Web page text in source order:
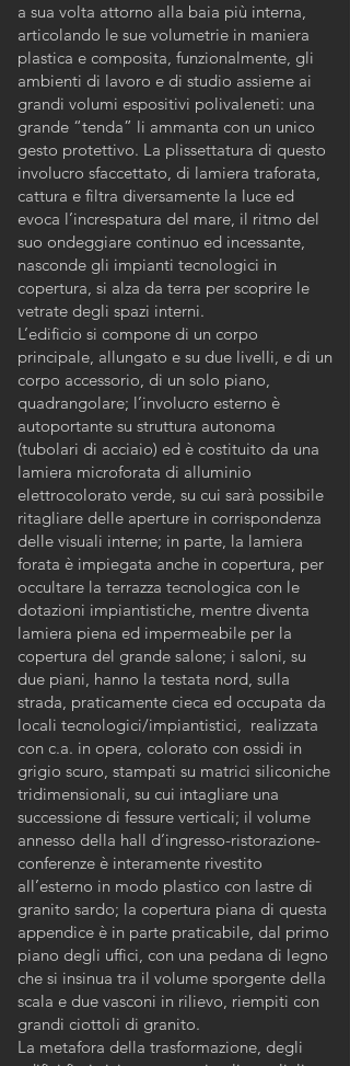
a sua volta attorno alla baia più interna,
articolando le sue volumetrie in maniera
plastica e composita, funzionalmente, gli
ambienti di lavoro e di studio assieme ai
grandi volumi espositivi polivaleneti: una
grande “tenda” li ammanta con un unico
gesto protettivo. La plissettatura di questo
involucro sfaccettato, di lamiera traforata,
cattura e filtra diversamente la luce ed
evoca l’increspatura del mare, il ritmo del
suo ondeggiare continuo ed incessante,
nasconde gli impianti tecnologici in
copertura, si alza da terra per scoprire le
vetrate degli spazi interni.
L’edificio si compone di un corpo
principale, allungato e su due livelli, e di un
corpo accessorio, di un solo piano,
quadrangolare; l’involucro esterno è
autoportante su struttura autonoma
(tubolari di acciaio) ed è costituito da una
lamiera microforata di alluminio
elettrocolorato verde, su cui sarà possibile
ritagliare delle aperture in corrispondenza
delle visuali interne; in parte, la lamiera
forata è impiegata anche in copertura, per
occultare la terrazza tecnologica con le
dotazioni impiantistiche, mentre diventa
lamiera piena ed impermeabile per la
copertura del grande salone; i saloni, su
due piani, hanno la testata nord, sulla
strada, praticamente cieca ed occupata da
locali tecnologici/impiantistici, realizzata
con c.a. in opera, colorato con ossidi in
grigio scuro, stampati su matrici siliconiche
tridimensionali, su cui intagliare una
successione di fessure verticali; il volume
annesso della hall d’ingresso-ristorazione-
conferenze è interamente rivestito
all’esterno in modo plastico con lastre di
granito sardo; la copertura piana di questa
appendice è in parte praticabile, dal primo
piano degli uffici, con una pedana di legno
che si insinua tra il volume sporgente della
scala e due vasconi in rilievo, riempiti con
grandi ciottoli di granito.
La metafora della trasformazione, degli